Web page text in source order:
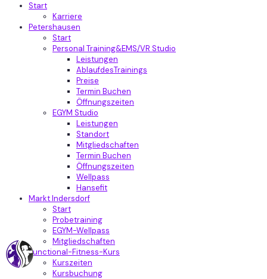
Start
Karriere
Petershausen
Start
Personal Training&EMS/VR Studio
Leistungen
AblaufdesTrainings
Preise
Termin Buchen
Öffnungszeiten
EGYM Studio
Leistungen
Standort
Mitgliedschaften
Termin Buchen
Öffnungszeiten
Wellpass
Hansefit
Markt Indersdorf
Start
Probetraining
EGYM-Wellpass
Mitgliedschaften
Functional-Fitness-Kurs
Kurszeiten
Kursbuchung